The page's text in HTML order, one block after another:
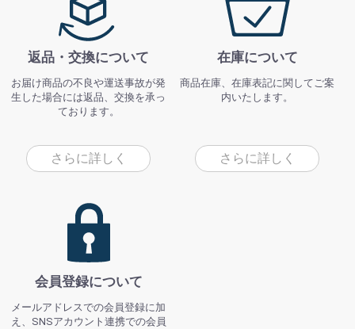
返品・交換について
お届け商品の不良や運送事故が発
生した場合には返品、交換を承っ
ております。
さらに詳しく
在庫について
商品在庫、在庫表記に関してご案
内いたします。
さらに詳しく
会員登録について
メールアドレスでの会員登録に加
え、SNSアカウント連携での会員